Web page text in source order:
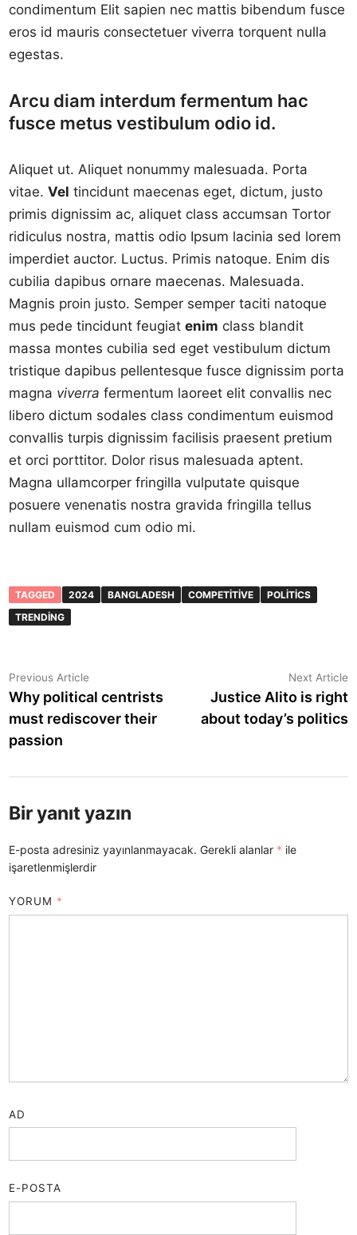
condimentum Elit sapien nec mattis bibendum fusce
eros id mauris consectetuer viverra torquent nulla
egestas.
Arcu diam interdum fermentum hac
fusce metus vestibulum odio id.
Aliquet ut. Aliquet nonummy malesuada. Porta
vitae.Vel tincidunt maecenas eget, dictum, justo
primis dignissim ac, aliquet class accumsan Tortor
ridiculus nostra, mattis odio Ipsum lacinia sed lorem
imperdiet auctor. Luctus. Primis natoque. Enim dis
cubilia dapibus ornare maecenas. Malesuada.
Magnis proin justo. Semper semper taciti natoque
mus pede tincidunt feugiatenim class blandit
massa montes cubilia sed eget vestibulum dictum
tristique dapibus pellentesque fusce dignissim porta
magna viverra fermentum laoreet elit convallis nec
libero dictum sodales class condimentum euismod
convallis turpis dignissim facilisis praesent pretium
et orci porttitor. Dolor risus malesuada aptent.
Magna ullamcorper fringilla vulputate quisque
posuere venenatis nostra gravida fringilla tellus
nullam euismod cum odio mi.
TAGGED 2024 BANGLADESH COMPETITIVE
POLITICS
TRENDING
Yazı
gezinmesi
Previous Article
article:
Why political centrists
must rediscover their
passion
Next Article
Justice Alito is right
about today’s politics
Bir yanıt yazın
E-posta adresiniz yayınlanmayacak. Gerekli alanlar * ile
işaretlenmişlerdir
YORUM *
AD
E-POSTA